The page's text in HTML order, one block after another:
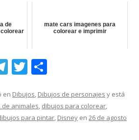
de
mate cars imagenes para
colorear e imprimir
T
e
gr
T
itt
er
m
p
en Dibujos, Dibujos de personajes y está
de animales, dibujos para colorear,
para pintar, Disney en 26 de agosto